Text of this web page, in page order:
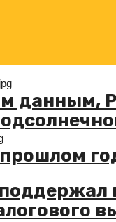
данным,